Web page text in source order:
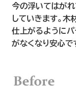
今の浮いてはが
していきます。木
仕上がるようにパ
がなくなり安心で